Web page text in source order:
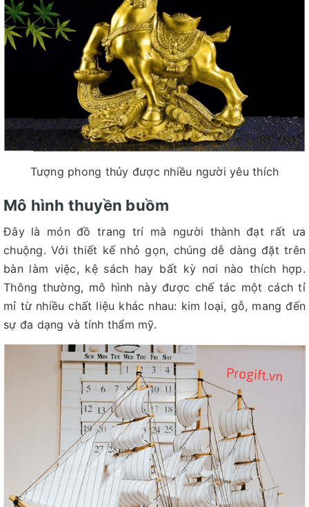
Tượng phong thủy được nhiều người yêu thích
Mô hình thuyền buồm
Đây là món đồ trang trí mà người thành đạt rất ưa
chuộng. Với thiết kế nhỏ gọn, chúng dễ dàng đặt trên
bàn làm việc, kệ sách hay bất kỳ nơi nào thích hợp.
Thông thường, mô hình này được chế tác một cách tỉ
mỉ từ nhiều chất liệu khác nhau: kim loại, gỗ, mang đến
sự đa dạng và tính thẩm mỹ.